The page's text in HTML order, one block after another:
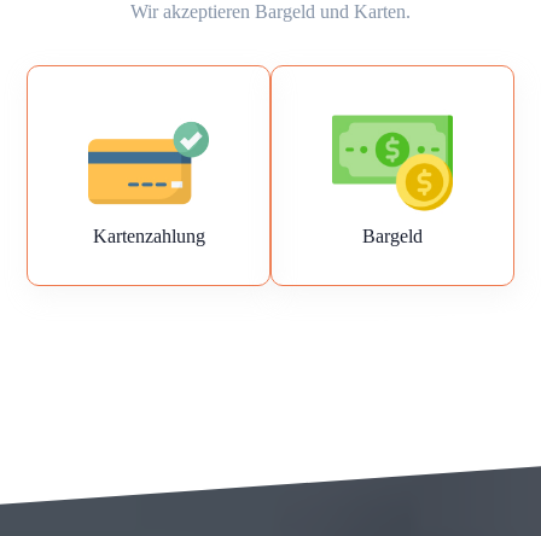
Wir akzeptieren Bargeld und Karten.
Kartenzahlung Bargeld